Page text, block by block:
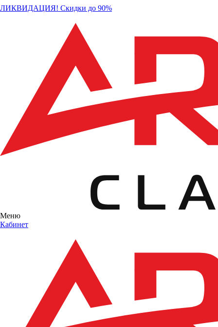
ЛИКВИДАЦИЯ! Скидки до 90%
Меню
Кабинет